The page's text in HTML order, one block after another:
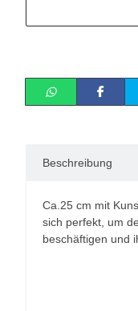
Beschreibung
Ca.25 cm mit
sich perfekt, um
beschäftigen und